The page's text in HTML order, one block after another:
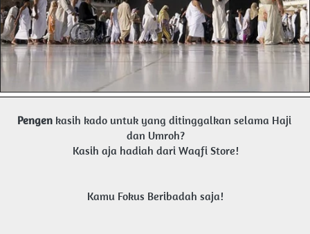
Pengen kasih kado untuk yang ditinggalkan selama Haji
dan Umroh?
Kasih aja hadiah dari Waqfi Store!
Kamu Fokus Beribadah saja!